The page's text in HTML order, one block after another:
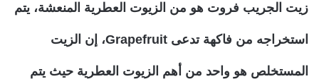
زيت الجريب فروت هو من الزيوت العطرية المنعشة، يتم
استخراجه من فاكهة تدعى Grapefruit، إن الزيت
المستخلص هو واحد من أهم الزيوت العطرية حيث يتم